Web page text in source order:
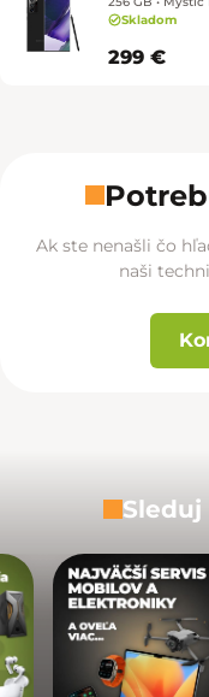
Skladom
299 €
Ak ste nenašli čo
naši
Sleduj